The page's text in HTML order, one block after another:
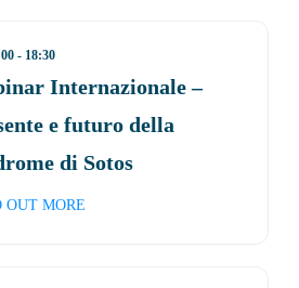
- 18:30
Internazionale –
e futuro della
di Sotos
OUT MORE